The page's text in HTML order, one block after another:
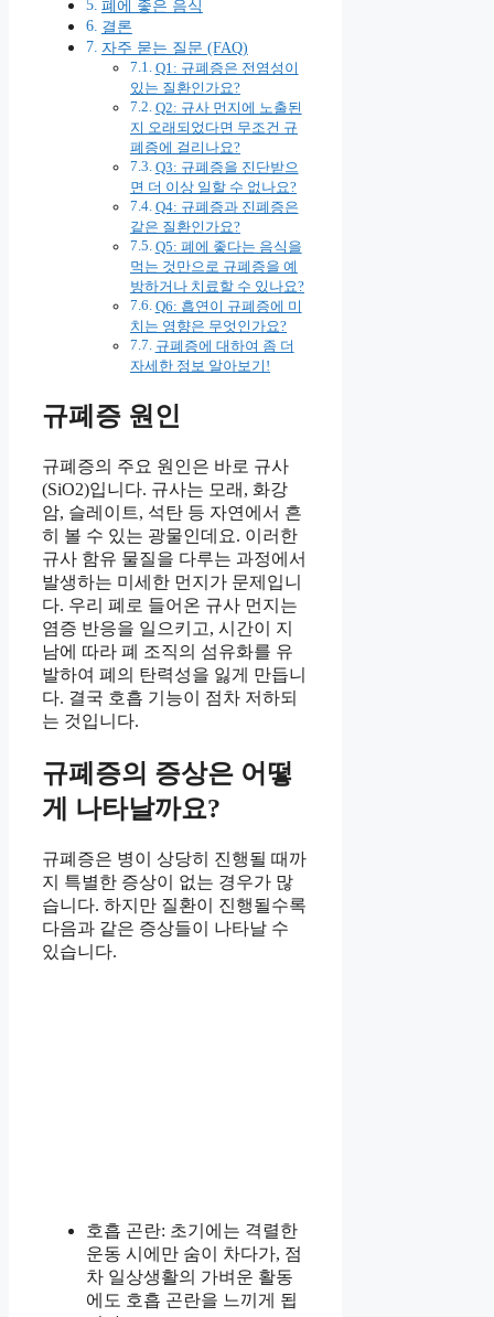
폐에 좋은 음식
결론
자주 묻는 질문 (FAQ)
Q1: 규폐증은 전염성이
있는 질환인가요?
Q2: 규사 먼지에 노출된
지 오래되었다면 무조건 규
폐증에 걸리나요?
Q3: 규폐증을 진단받으
면 더 이상 일할 수 없나요?
Q4: 규폐증과 진폐증은
같은 질환인가요?
Q5: 폐에 좋다는 음식을
먹는 것만으로 규폐증을 예
방하거나 치료할 수 있나요?
Q6: 흡연이 규폐증에 미
치는 영향은 무엇인가요?
규폐증에 대하여 좀 더
자세한 정보 알아보기!
규폐증 원인
규폐증의 주요 원인은 바로 규사
(SiO2)입니다. 규사는 모래, 화강
암, 슬레이트, 석탄 등 자연에서 흔
히 볼 수 있는 광물인데요. 이러한
규사 함유 물질을 다루는 과정에서
발생하는 미세한 먼지가 문제입니
다. 우리 폐로 들어온 규사 먼지는
염증 반응을 일으키고, 시간이 지
남에 따라 폐 조직의 섬유화를 유
발하여 폐의 탄력성을 잃게 만듭니
다. 결국 호흡 기능이 점차 저하되
는 것입니다.
규폐증의 증상은 어떻
게 나타날까요?
규폐증은 병이 상당히 진행될 때까
지 특별한 증상이 없는 경우가 많
습니다. 하지만 질환이 진행될수록
다음과 같은 증상들이 나타날 수
있습니다.
호흡 곤란: 초기에는 격렬한
운동 시에만 숨이 차다가, 점
차 일상생활의 가벼운 활동
에도 호흡 곤란을 느끼게 됩